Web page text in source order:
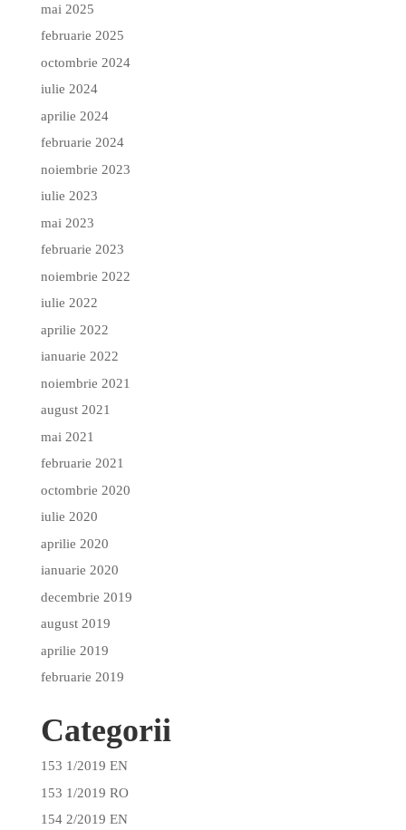
mai 2025
februarie 2025
octombrie 2024
iulie 2024
aprilie 2024
februarie 2024
noiembrie 2023
iulie 2023
mai 2023
februarie 2023
noiembrie 2022
iulie 2022
aprilie 2022
ianuarie 2022
noiembrie 2021
august 2021
mai 2021
februarie 2021
octombrie 2020
iulie 2020
aprilie 2020
ianuarie 2020
decembrie 2019
august 2019
aprilie 2019
februarie 2019
Categorii
153 1/2019 EN
153 1/2019 RO
154 2/2019 EN